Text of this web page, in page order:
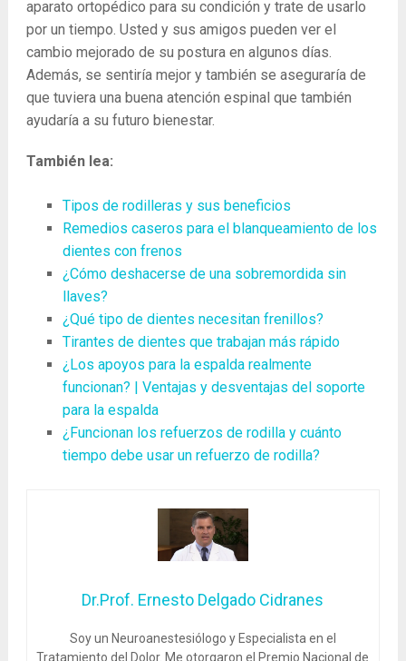
aparato ortopédico para su condición y trate de usarlo
por un tiempo. Usted y sus amigos pueden ver el
cambio mejorado de su postura en algunos días.
Además, se sentiría mejor y también se aseguraría de
que tuviera una buena atención espinal que también
ayudaría a su futuro bienestar.
También lea:
Tipos de rodilleras y sus beneficios
Remedios caseros para el blanqueamiento de los
dientes con frenos
¿Cómo deshacerse de una sobremordida sin
llaves?
¿Qué tipo de dientes necesitan frenillos?
Tirantes de dientes que trabajan más rápido
¿Los apoyos para la espalda realmente
funcionan? | Ventajas y desventajas del soporte
para la espalda
¿Funcionan los refuerzos de rodilla y cuánto
tiempo debe usar un refuerzo de rodilla?
Dr.Prof. Ernesto Delgado Cidranes
Soy un Neuroanestesiólogo y Especialista en el
Tratamiento del Dolor. Me otorgaron el Premio Nacional de